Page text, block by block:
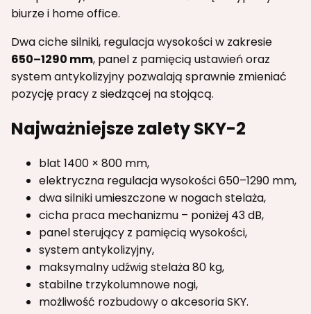
biurze i home office.
Dwa ciche silniki, regulacja wysokości w zakresie
650–1290 mm, panel z pamięcią ustawień oraz
system antykolizyjny pozwalają sprawnie zmieniać
pozycję pracy z siedzącej na stojącą.
Najważniejsze zalety SKY-2
blat 1400 × 800 mm,
elektryczna regulacja wysokości 650–1290 mm,
dwa silniki umieszczone w nogach stelaża,
cicha praca mechanizmu – poniżej 43 dB,
panel sterujący z pamięcią wysokości,
system antykolizyjny,
maksymalny udźwig stelaża 80 kg,
stabilne trzykolumnowe nogi,
możliwość rozbudowy o akcesoria SKY.